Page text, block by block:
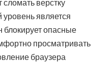
верстку
является
опасные
просматривать
браузера